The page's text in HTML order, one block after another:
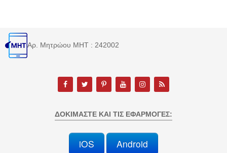
Αρ. Μητρώου MHT : 242002
ΔΟΚΙΜΆΣΤΕ ΚΑΙ ΤΙΣ ΕΦΑΡΜΟΓΈΣ:
iOS Android